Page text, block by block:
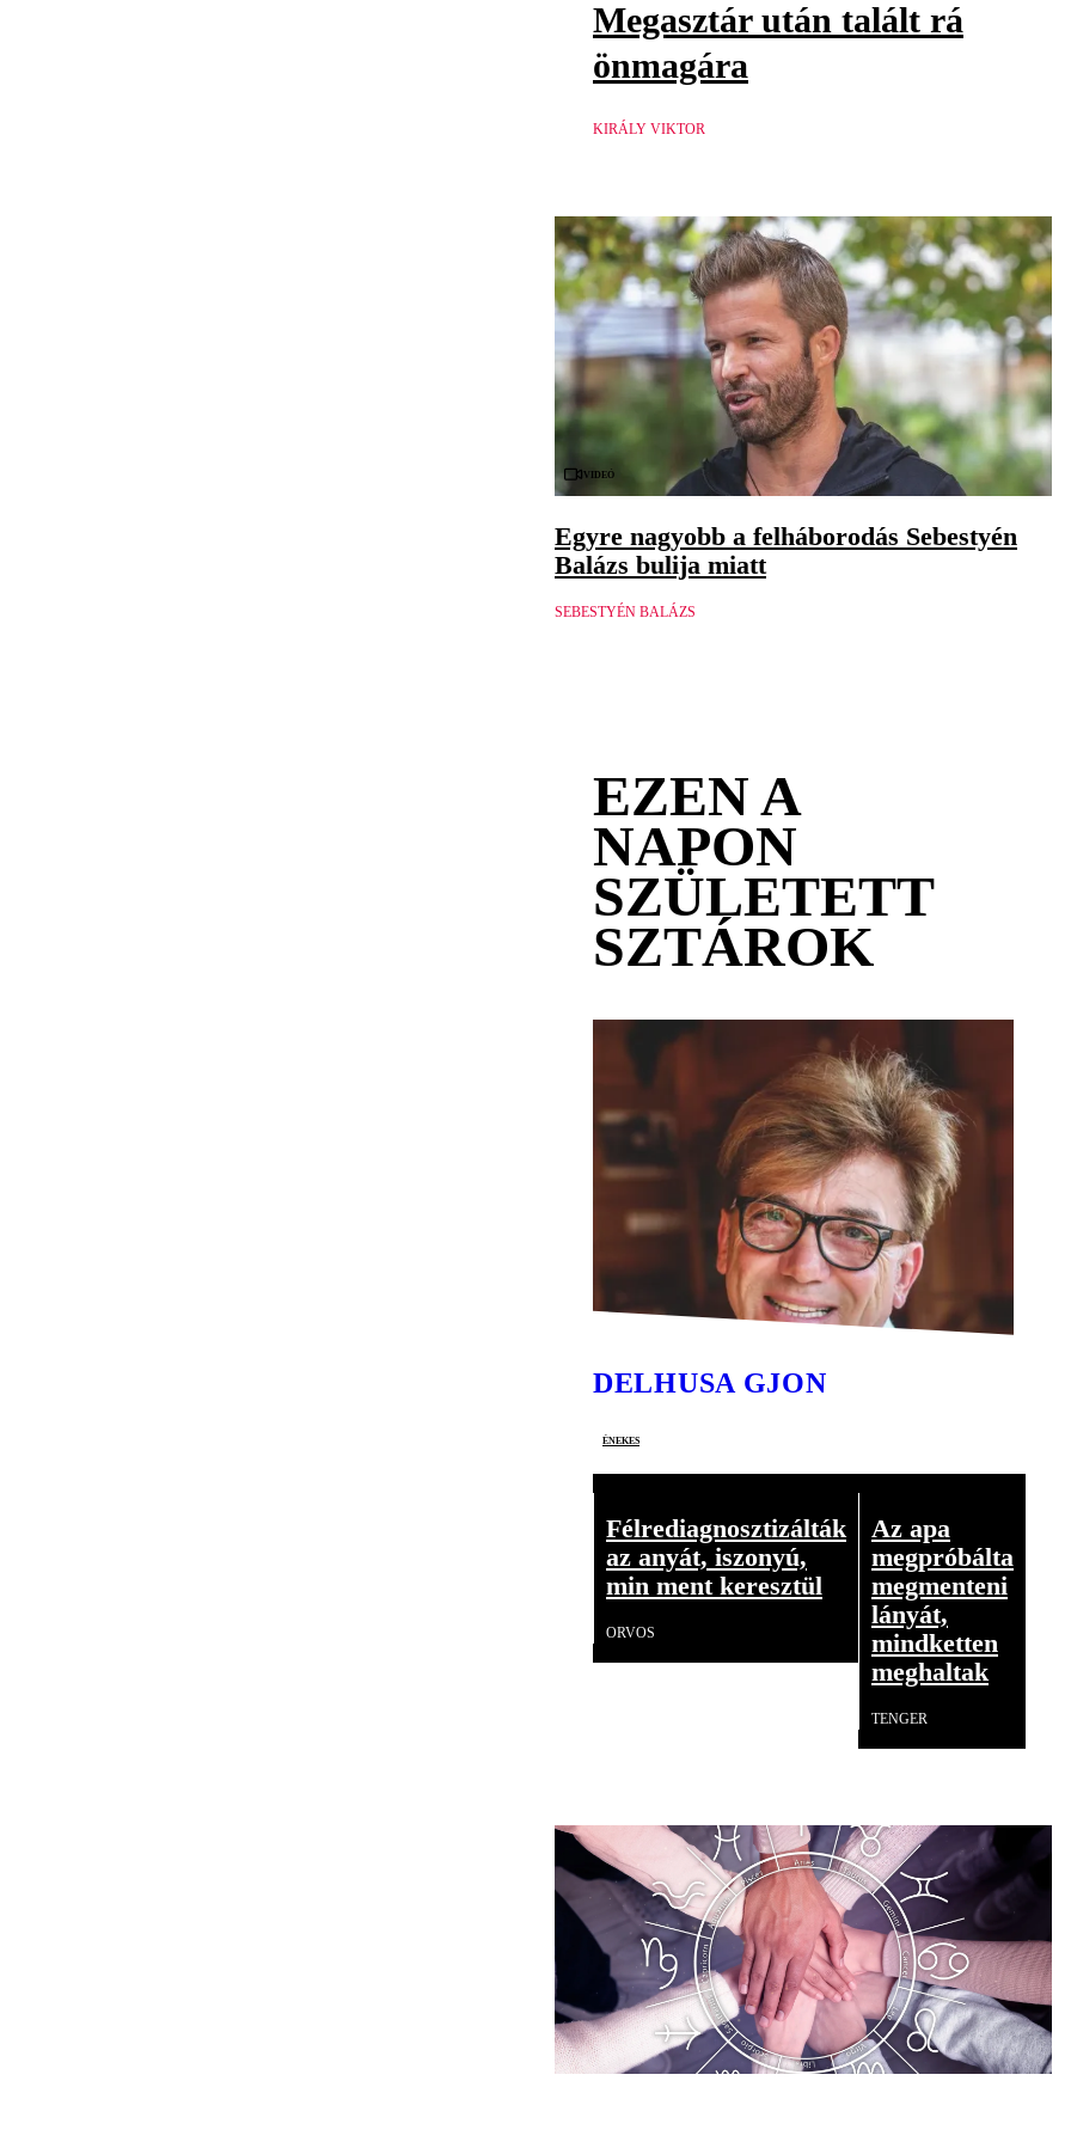
Megasztár után talált rá
önmagára
KIRÁLY VIKTOR
Videó
Egyre nagyobb a felháborodás Sebestyén
Balázs bulija miatt
SEBESTYÉN BALÁZS
EZEN A
NAPON
SZÜLETETT
SZTÁROK
DELHUSA GJON
énekes
Félrediagnosztizálták
az anyát, iszonyú,
min ment keresztül
ORVOS
Az apa
megpróbálta
megmenteni
lányát,
mindketten
meghaltak
TENGER